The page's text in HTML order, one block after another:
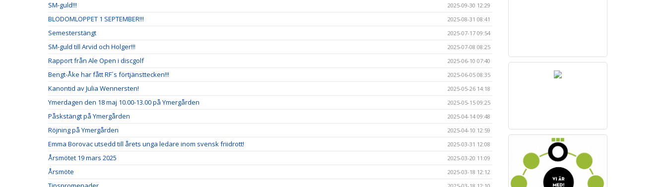
SM-guld!!! 2025-09-30 12:29
BLODOMLOPPET 1 SEPTEMBER!!! 2025-08-31 08:41
Semesterstängt 2025-07-17 09:54
SM-guld till Arvid och Holger!!! 2025-07-08 08:25
Rapport från Ale Open i discgolf 2025-06-10 07:40
Bengt-Åke har fått RF´s förtjänsttecken!!! 2025-06-05 08:35
Kanontid av Julia Wennersten! 2025-05-26 14:18
Ymerdagen den 18 maj 10.00-13.00 på Ymergården 2025-05-15 09:25
Påskstängt på Ymergården 2025-04-14 09:48
Röjning på Ymergården 2025-04-10 12:59
Emma Borovac utsedd till årets unga ledare inom svensk friidrott! 2025-03-31 12:08
Årsmötet 19 mars 2025 2025-03-20 11:09
Årsmöte 2025-03-18 12:12